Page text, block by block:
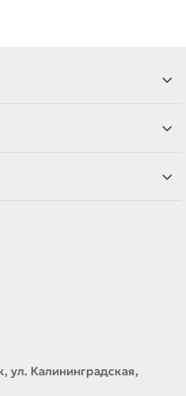
ул. Калининградская,